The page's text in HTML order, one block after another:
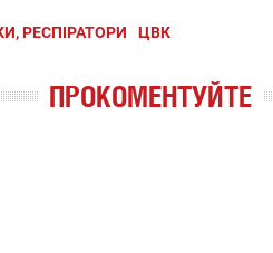
РЕСПІРАТОРИ ЦВК
ПРОКОМЕНТУЙТЕ